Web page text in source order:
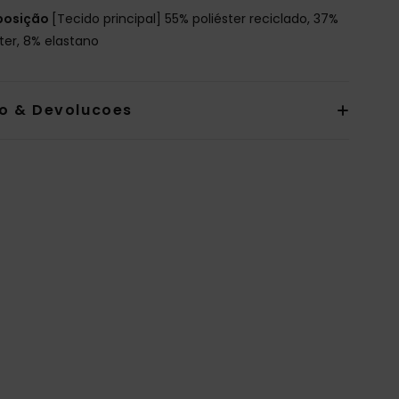
[Tecido principal] 55% poliéster reciclado, 37%
8% elastano
& Devolucoes